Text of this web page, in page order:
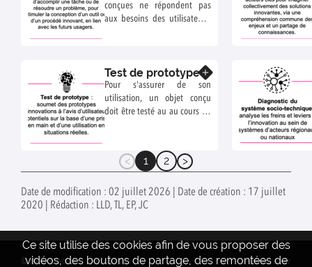
élevage...). Ce guide
constitue un outil
dispositifs complexes.
conçues ne répondent pas
aux besoins des utilisateurs,
elles sont susceptibles d’être
mobilisées, expliquant leur
faible adoption.
Test de prototype
Pour s'assurer de son
utilisation, un objet conçu
doit être testé au au cours de
1 2
Date de modification : 02 juillet 2026 | Date de création : 17 juillet
2020 | Rédaction : LLD, TL, EP, JC
Ce site utilise des cookies afin de vous proposer des
vidéos, des boutons de partage, des remontées de
© INRAE 2022 Actualités www.inrae.fr